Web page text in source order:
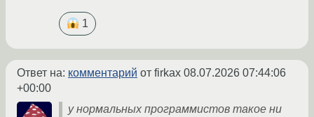
1
Ответ на: комментарий от firkax 08.07.2026 07:44:06
+00:00
у нормальных программистов такое ни